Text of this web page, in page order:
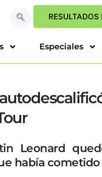
RESULTADOS
Especiales
Leonard
había